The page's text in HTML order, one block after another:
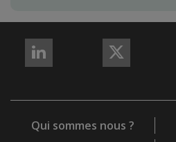
REJOIGNEZ-
Qui sommes nous ?